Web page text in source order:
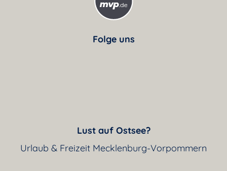
Folge uns
Lust auf Ostsee?
Urlaub & Freizeit Mecklenburg-Vorpommern